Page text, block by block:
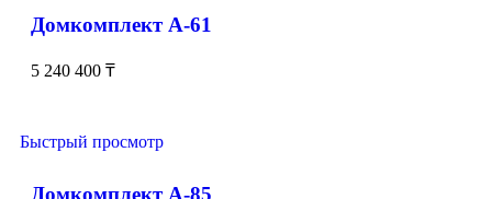
Домкомплект А-61
5 240 400 ₸
Быстрый просмотр
Домкомплект А-85